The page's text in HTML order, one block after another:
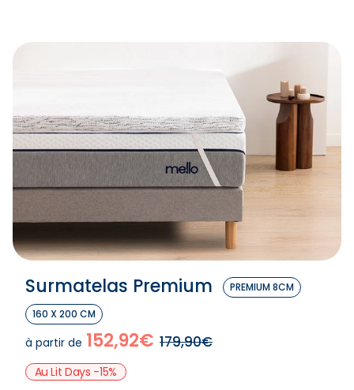
à partir de 152,92€ 179,90€
Surmatelas Premium
PREMIUM 8CM
160 X 200 CM
Au Lit Days -15%